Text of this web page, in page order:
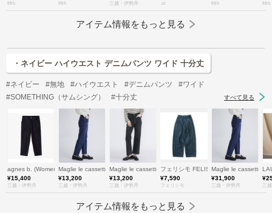
fifth fifth 三越・伊勢丹 .st fifth fifth
アイテム情報をもっと見る
・ネイビー ハイウエスト デニムパンツ ワイド 十分丈
#ネイビー #無地 #ハイウエスト #デニムパンツ
#ワイド
#SOMETHING（サムシング）
#十分丈 すべて見る
agnes b. (Women)/アニエスベー
¥15,400
三越・伊勢丹
Maglie le cassetto (Women)/マーリエ ル カセット
¥13,200
三越・伊勢丹
Maglie le cassetto (Women)/マーリエ ル カセット
¥13,200
三越・伊勢丹
フェリシモ FELISSIMO
¥7,590
フェリシモ
Maglie le cassetto L
¥31,900
三越・伊勢丹 三
アイテム情報をもっと見る